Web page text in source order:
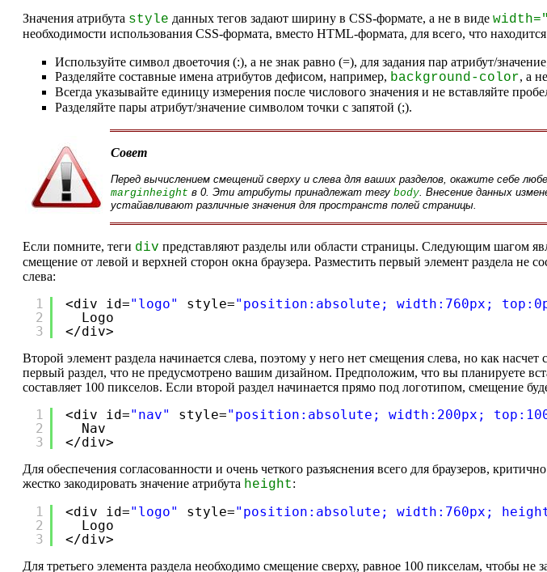
Значения атрибута style данных тегов задают ширину в CSS-формате, а не в виде
необходимости использования CSS-формата, вместо HTML-формата, для всего, что
Используйте символ двоеточия (:), а не знак равно (=), для задания пар атрибут/
Разделяйте составные имена атрибутов дефисом, например, background-color, а не
Всегда указывайте единицу измерения после числового значения и не вставляйте
Разделяйте пары атрибут/значение символом точки с запятой (;).
Совет
Перед вычислением смещений сверху и слева для ваших разделов, окажите себе
marginheight в 0. Эти атрибуты принадлежат тегу body . Внесение данных
устайавливают различные значения для пространств полей страницы.
Если помните, теги div представляют разделы или области страницы. Следующим шагом
смещение от левой и верхней сторон окна браузера. Разместить первый элемент раздела не
слева:
1
2
3
<div id="logo" style="position:absolute; width:760px;
Logo
</div>
Второй элемент раздела начинается слева, поэтому у него нет смещения слева, но как
первый раздел, что не предусмотрено вашим дизайном. Предположим, что вы планируете
составляет 100 пикселов. Если второй раздел начинается прямо под логотипом, смещение
1
2
3
<div id="nav" style="position:absolute; width:200px;
Nav
</div>
Для обеспечения согласованности и очень четкого разъяснения всего для браузеров,
жестко закодировать значение атрибута height:
1
2
3
<div id="logo" style="position:absolute; width:760px;
Logo
</div>
Для третьего элемента раздела необходимо смещение сверху, равное 100 пикселам, чтобы не